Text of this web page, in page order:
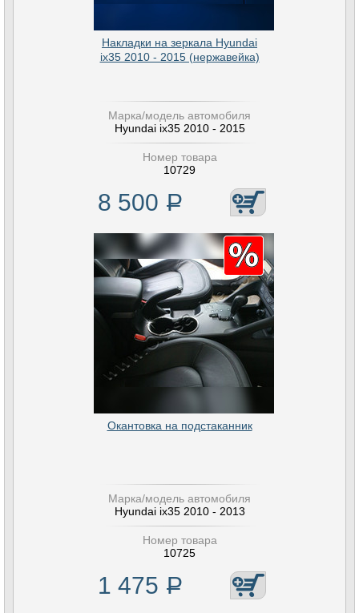
Накладки на зеркала Hyundai
ix35 2010 - 2015 (нержавейка)
Марка/модель автомобиля
Hyundai ix35 2010 - 2015
Номер товара
10729
8 500 Р
Окантовка на подстаканник
Марка/модель автомобиля
Hyundai ix35 2010 - 2013
Номер товара
10725
1 475 Р